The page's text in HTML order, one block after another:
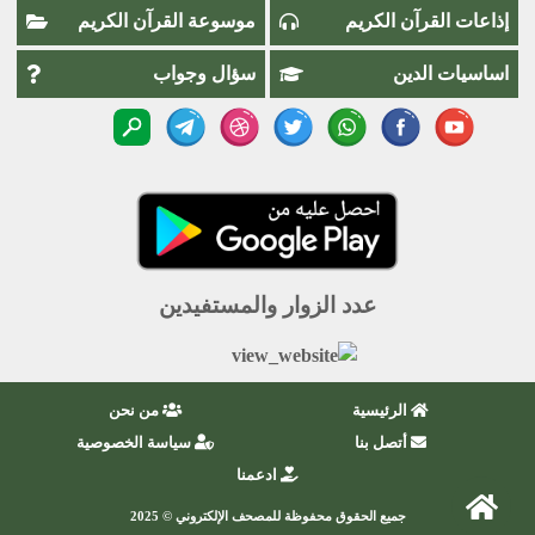
إذاعات القرآن الكريم موسوعة القرآن الكريم
اساسيات الدين سؤال وجواب
عدد الزوار والمستفيدين
الرئيسية
من نحن
أتصل بنا
سياسة الخصوصية
ادعمنا
جميع الحقوق محفوظة للمصحف الإلكتروني © 2025